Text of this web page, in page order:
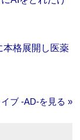
本格展開し医薬
ブ ‐AD‐を見る »